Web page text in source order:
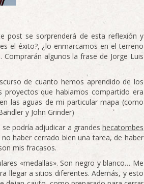
post se sorprenderá de esta reflexión y
el éxito?, ¿lo enmarcamos en el terreno
algunos la frase de Jorge Luis
de cuanto hemos aprendido de los
proyectos que habiamos compartido era
las aguas de mi particular mapa (como
y John Grinder)
podría adjudicar a grandes hecatombes
haber cerrado bien una tarea, de haber
mis fracasos.
«medallas». Son negro y blanco… Me
llegar a sitios diferentes. Además, y esto